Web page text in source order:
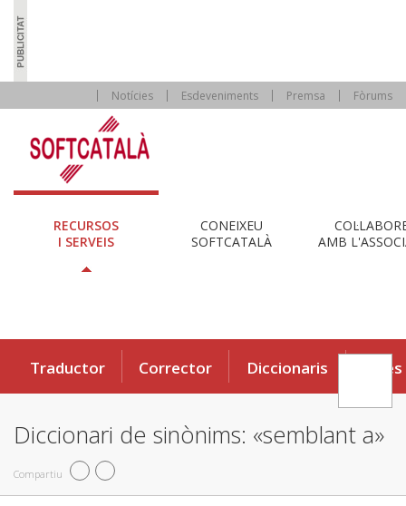
Notícies Esdeveniments Premsa Fòrums
RECURSOS
I SERVEIS
CONEIXEU
SOFTCATALÀ
AMB
Traductor Corrector Diccionaris Eines
Diccionari de sinònims: «semblant a»
Compartiu